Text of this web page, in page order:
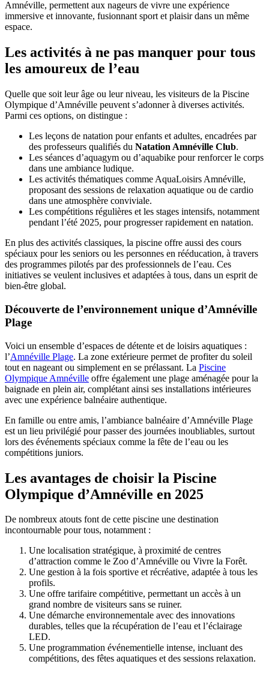
Amnéville, permettent aux nageurs de vivre une expérience
immersive et innovante, fusionnant sport et plaisir dans un même
espace.
Les activités à ne pas manquer pour tous
les amoureux de l’eau
Quelle que soit leur âge ou leur niveau, les visiteurs de la Piscine
Olympique d’Amnéville peuvent s’adonner à diverses activités.
Parmi ces options, on distingue :
Les leçons de natation pour enfants et adultes, encadrées par
des professeurs qualifiés du Natation Amnéville Club.
Les séances d’aquagym ou d’aquabike pour renforcer le corps
dans une ambiance ludique.
Les activités thématiques comme AquaLoisirs Amnéville,
proposant des sessions de relaxation aquatique ou de cardio
dans une atmosphère conviviale.
Les compétitions régulières et les stages intensifs, notamment
pendant l’été 2025, pour progresser rapidement en natation.
En plus des activités classiques, la piscine offre aussi des cours
spéciaux pour les seniors ou les personnes en rééducation, à travers
des programmes pilotés par des professionnels de l’eau. Ces
initiatives se veulent inclusives et adaptées à tous, dans un esprit de
bien-être global.
Découverte de l’environnement unique d’Amnéville
Plage
Voici un ensemble d’espaces de détente et de loisirs aquatiques :
l’Amnéville Plage. La zone extérieure permet de profiter du soleil
tout en nageant ou simplement en se prélassant. La Piscine
Olympique Amnéville offre également une plage aménagée pour la
baignade en plein air, complétant ainsi ses installations intérieures
avec une expérience balnéaire authentique.
En famille ou entre amis, l’ambiance balnéaire d’Amnéville Plage
est un lieu privilégié pour passer des journées inoubliables, surtout
lors des événements spéciaux comme la fête de l’eau ou les
compétitions juniors.
Les avantages de choisir la Piscine
Olympique d’Amnéville en 2025
De nombreux atouts font de cette piscine une destination
incontournable pour tous, notamment :
Une localisation stratégique, à proximité de centres
d’attraction comme le Zoo d’Amnéville ou Vivre la Forêt.
Une gestion à la fois sportive et récréative, adaptée à tous les
profils.
Une offre tarifaire compétitive, permettant un accès à un
grand nombre de visiteurs sans se ruiner.
Une démarche environnementale avec des innovations
durables, telles que la récupération de l’eau et l’éclairage
LED.
Une programmation événementielle intense, incluant des
compétitions, des fêtes aquatiques et des sessions relaxation.